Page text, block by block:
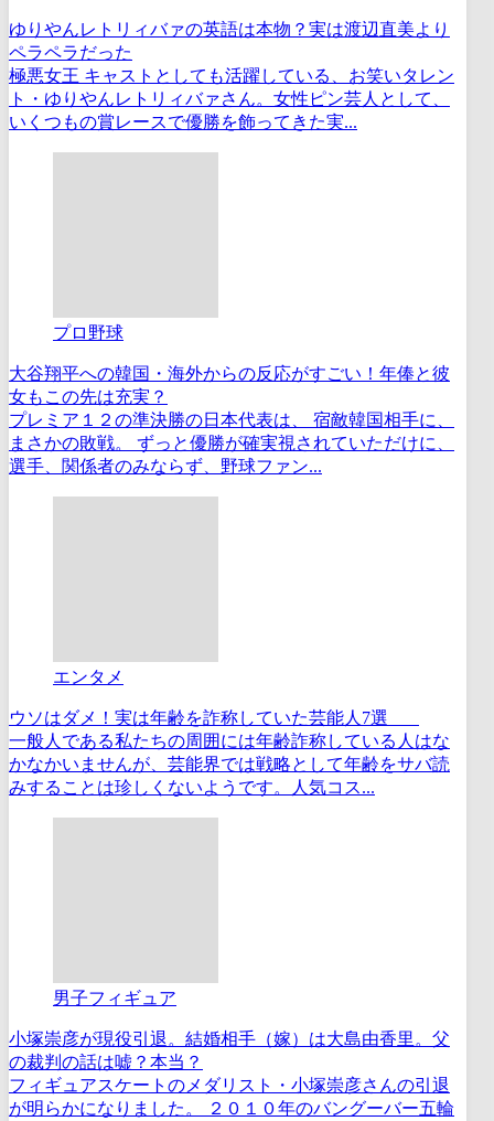
ゆりやんレトリィバァの英語は本物？実は渡辺直美より
ペラペラだった
極悪女王 キャストとしても活躍している、お笑いタレン
ト・ゆりやんレトリィバァさん。女性ピン芸人として、
いくつもの賞レースで優勝を飾ってきた実...
プロ野球
大谷翔平への韓国・海外からの反応がすごい！年俸と彼
女もこの先は充実？
プレミア１２の準決勝の日本代表は、 宿敵韓国相手に、
まさかの敗戦。 ずっと優勝が確実視されていただけに、
選手、関係者のみならず、野球ファン...
エンタメ
ウソはダメ！実は年齢を詐称していた芸能人7選
一般人である私たちの周囲には年齢詐称している人はな
かなかいませんが、芸能界では戦略として年齢をサバ読
みすることは珍しくないようです。人気コス...
男子フィギュア
小塚崇彦が現役引退。結婚相手（嫁）は大島由香里。父
の裁判の話は嘘？本当？
フィギュアスケートのメダリスト・小塚崇彦さんの引退
が明らかになりました。 ２０１０年のバングーバー五輪